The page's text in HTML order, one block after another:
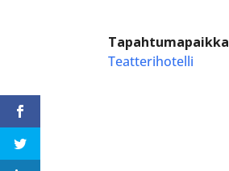
Tapahtumapaikka
Teatterihotelli